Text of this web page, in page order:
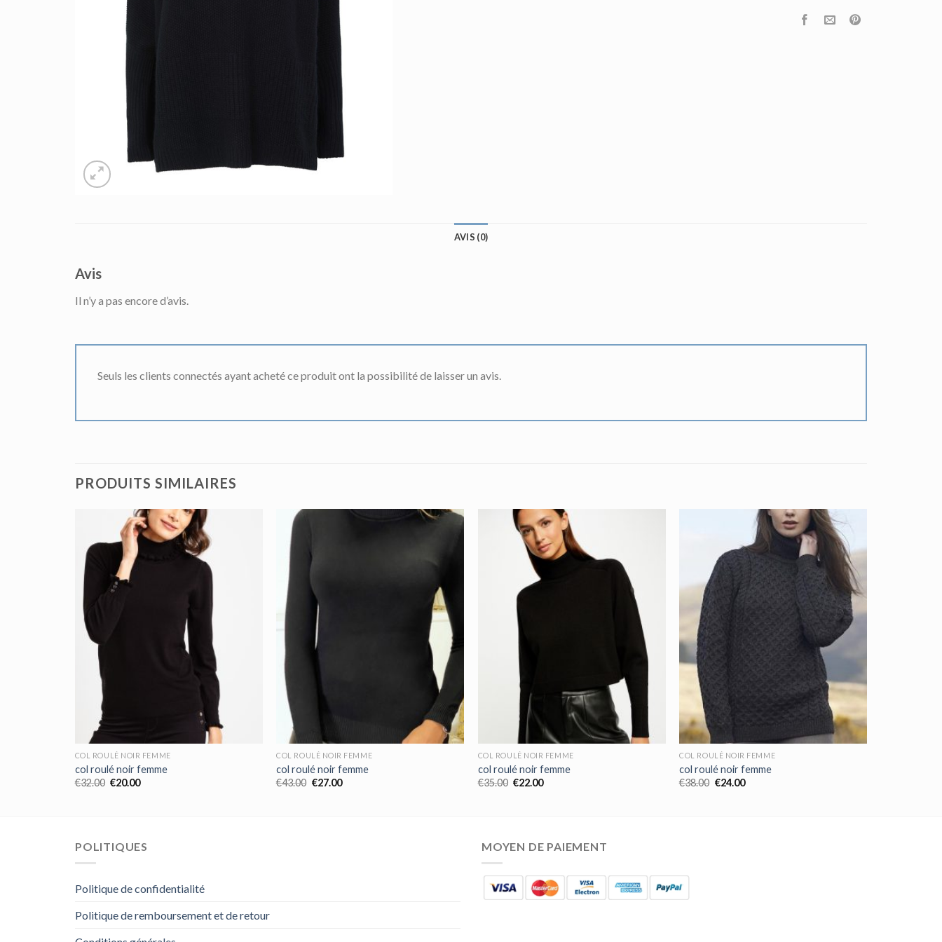
AVIS (0)
Avis
Il n’y a pas encore d’avis.
Seuls les clients connectés ayant acheté ce produit ont la possibilité de laisser un avis.
PRODUITS SIMILAIRES
COL ROULÉ NOIR FEMME
col roulé noir femme
€32.00 €20.00
COL ROULÉ NOIR FEMME
col roulé noir femme
€43.00 €27.00
COL ROULÉ NOIR FEMME
col roulé noir femme
€35.00 €22.00
COL ROULÉ NOIR FEMME
col roulé noir femme
€38.00 €24.00
POLITIQUES
Politique de confidentialité
Politique de remboursement et de retour
MOYEN DE PAIEMENT